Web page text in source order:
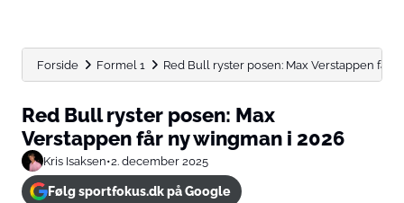
Forside Formel 1 Red Bull ryster posen: Max Verstappen får
Red Bull ryster posen: Max
Verstappen får ny wingman i 2026
Kris Isaksen•2. december 2025
Følg sportfokus.dk på Google